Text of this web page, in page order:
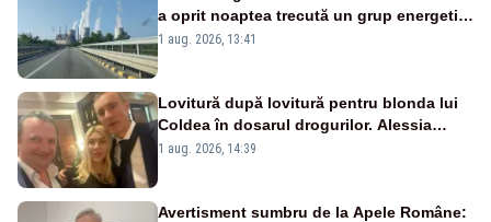
a oprit noaptea trecută un grup energetic
de la Rovinari
1 aug. 2026, 13:41
Lovitură după lovitură pentru blonda lui
Coldea în dosarul drogurilor. Alessia
Păcuraru explică decizia magistraților
1 aug. 2026, 14:39
Avertisment sumbru de la Apele Române: